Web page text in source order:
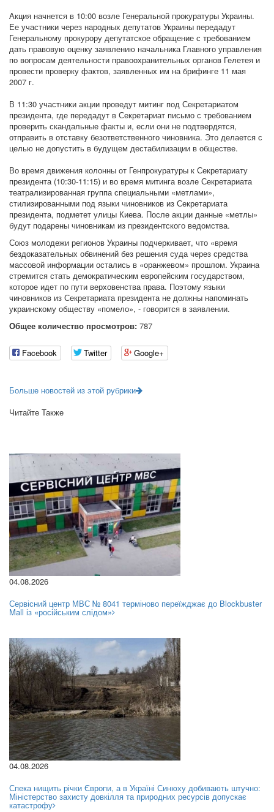
Акция начнется в 10:00 возле Генеральной прокуратуры Украины.
Ее участники через народных депутатов Украины передадут
Генеральному прокурору депутатское обращение с требованием
дать правовую оценку заявлению начальника Главного управления
по вопросам деятельности правоохранительных органов Гелетея и
провести проверку фактов, заявленных им на брифинге 11 мая
2007 г.
В 11:30 участники акции проведут митинг под Секретариатом
президента, где передадут в Секретариат письмо с требованием
проверить скандальные факты и, если они не подтвердятся,
отправить в отставку безответственного чиновника. Это делается с
целью не допустить в будущем дестабилизации в обществе.
Во время движения колонны от Генпрокуратуры к Секретариату
президента (10:30-11:15) и во время митинга возле Секретариата
театрализированная группа специальными «метлами»,
стилизированными под языки чиновников из Секретариата
президента, подметет улицы Киева. После акции данные «метлы»
будут подарены чиновникам из президентского ведомства.
Союз молодежи регионов Украины подчеркивает, что «время
бездоказательных обвинений без решения суда через средства
массовой информации остались в «оранжевом» прошлом. Украина
стремится стать демократическим европейским государством,
которое идет по пути верховенства права. Поэтому языки
чиновников из Секретариата президента не должны напоминать
украинскому обществу «помело», - говорится в заявлении.
Общее количество просмотров: 787
Facebook Twitter Google+
Больше новостей из этой рубрики
Читайте Также
04.08.2026
Сервісний центр МВС № 8041 терміново переїжджає до Blockbuster
Mall із «російським слідом»
04.08.2026
Спека нищить річки Європи, а в Україні Синюху добивають штучно:
Міністерство захисту довкілля та природних ресурсів допускає
катастрофу